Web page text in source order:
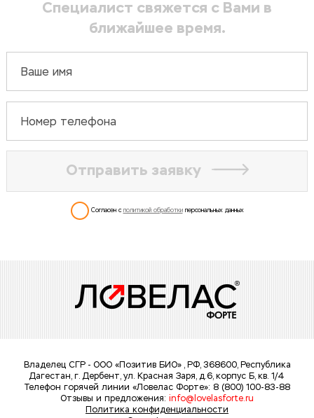
Специалист свяжется с Вами в
ближайшее время.
Отправить заявку
Согласен с политикой обработкиперсональных данных
Владелец СГР - ООО «Позитив БИО» , РФ, 368600, Республика
Дагестан, г. Дербент, ул. Красная Заря, д.6, корпус Б, кв. 1/4
Телефон горячей линии «Ловелас Форте»: 8 (800) 100-83-88
Отзывы и предложения: info@lovelasforte.ru
Политика конфиденциальности